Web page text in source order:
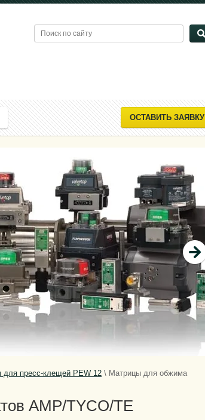
ОСТАВИТЬ ЗАЯВКУ
для пресс-клещей PEW 12 \ Матрицы для обжима
AMP/TYCO/TE